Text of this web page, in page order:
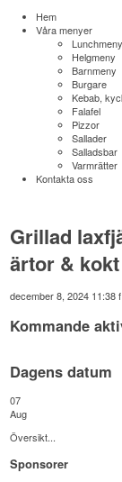
Hem
Våra menyer
Lunchmeny
Helgmeny
Barnmeny
Burgare
Kebab,
Falafel
Pizzor
Sallader
Salladsbar
Varmrätter
Kontakta oss
Grillad
ärtor &
december 8, 2024 11:38
Kommande
Dagens datum
07
Aug
Översikt...
Sponsorer